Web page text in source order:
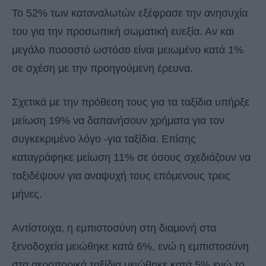
Το 52% των καταναλωτών εξέφρασε την ανησυχία
του για την προσωπική σωματική ευεξία. Αν και
μεγάλο ποσοστό ωστόσο είναι μειωμένο κατά 1%
σε σχέση με την προηγούμενη έρευνα.
Σχετικά με την πρόθεση τους για τα ταξίδια υπήρξε
μείωση 19% να δαπανήσουν χρήματα για τον
συγκεκριμένο λόγο -για ταξίδια. Επίσης
καταγράφηκε μείωση 11% σε όσους σχεδιάζουν να
ταξιδέψουν για αναψυχή τους επόμενους τρεις
μήνες.
Αντίστοιχα, η εμπιστοσύνη στη διαμονή στα
ξενοδοχεία μειώθηκε κατά 6%, ενώ η εμπιστοσύνη